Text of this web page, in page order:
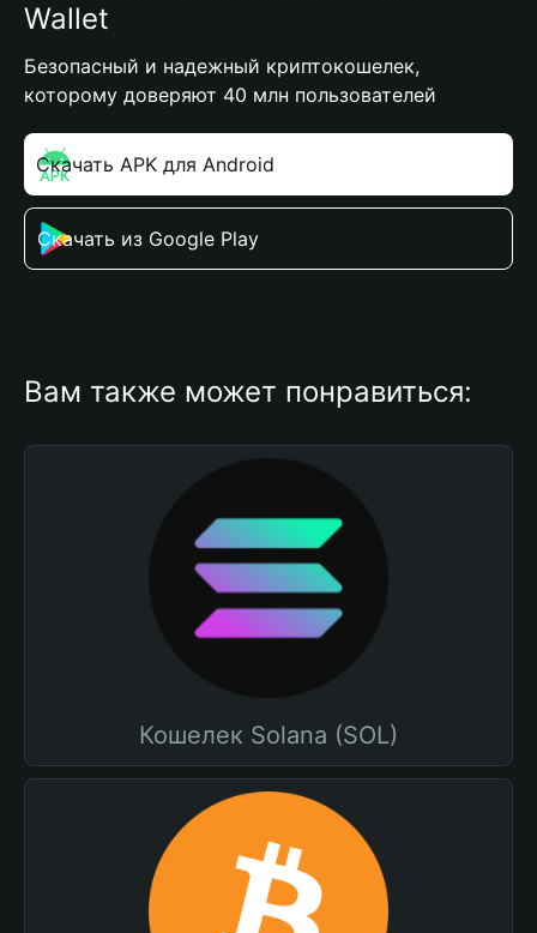
Wallet
Безопасный и надежный криптокошелек,
которому доверяют 40 млн пользователей
Скачать APK для Android
Скачать из Google Play
Вам также может понравиться:
Кошелек Solana (SOL)